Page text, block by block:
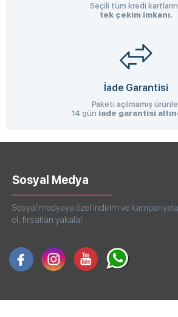
Seçili tüm kredi
tek çekim imkanı.
İade Garantisi
Paketi açılmamış
14 gün iade garantisi
Sosyal Medya
Sosyal medyaya özel indirim ve
ol, fırsatları yakala!